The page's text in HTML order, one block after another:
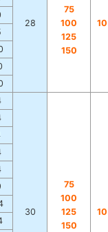
28
75
100
125
150
30
75
100
125
150